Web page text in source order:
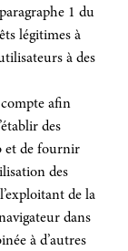
1 du
légitimes à
à des
afin
des
et de fournir
des
de la
dans
à d’autres